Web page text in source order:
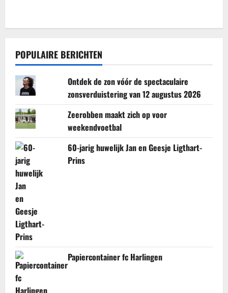
POPULAIRE BERICHTEN
Ontdek de zon vóór de spectaculaire
zonsverduistering van 12 augustus 2026
Zeerobben maakt zich op voor
weekendvoetbal
60-jarig huwelijk Jan en Geesje Ligthart-
Prins
Papiercontainer fc Harlingen